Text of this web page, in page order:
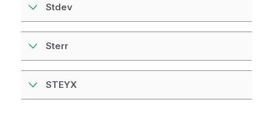
Stdev
Sterr
STEYX